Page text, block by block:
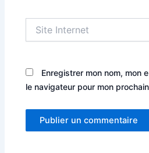
Internet
Enregistrer mon nom, mon
le navigateur pour mon